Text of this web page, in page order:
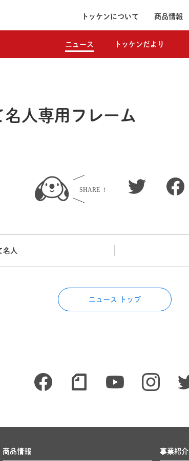
トッケンについて 商品情報
ニュース トッケンだより
名人専用フレーム
名人
ニュース トップ
商品情報 事業紹介